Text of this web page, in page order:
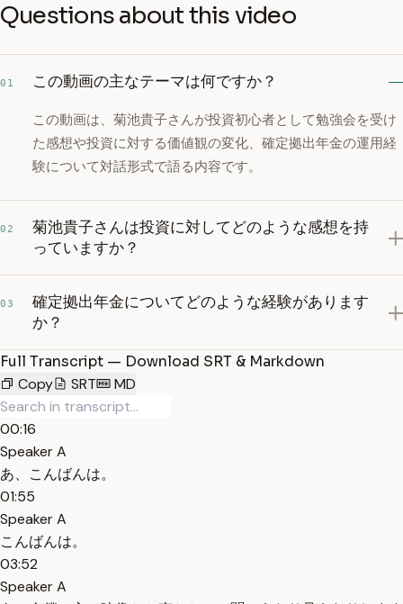
Questions about this video
01 この動画の主なテーマは何ですか？
この動画は、菊池貴子さんが投資初心者として勉強会を受け
た感想や投資に対する価値観の変化、確定拠出年金の運用経
験について対話形式で語る内容です。
02
菊池貴子さんは投資に対してどのような感想を持
っていますか？
03
確定拠出年金についてどのような経験があります
か？
Full Transcript — Download SRT & Markdown
Copy
SRT MD
00:16
Speaker A
あ、こんばんは。
01:55
Speaker A
こんばんは。
03:52
Speaker A